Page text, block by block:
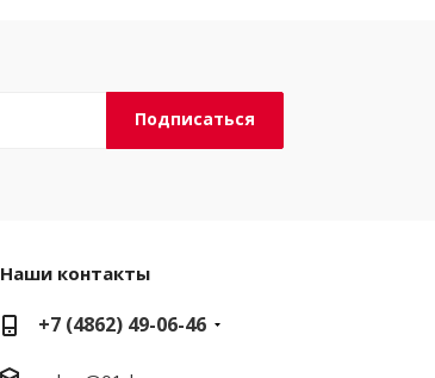
Наши контакты
+7 (4862) 49-06-46